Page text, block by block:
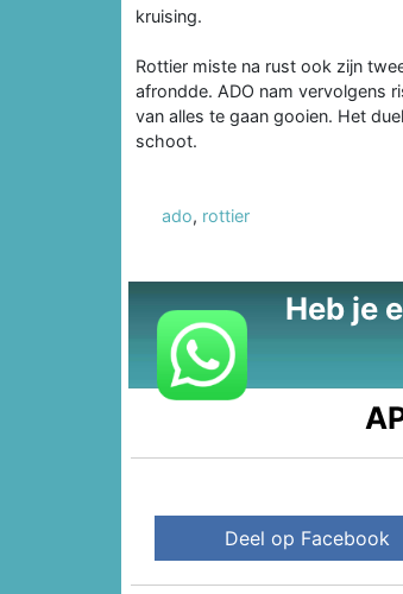
kruising.
Rottier miste na rust ook zijn
afrondde. ADO nam vervolgens
van alles te gaan gooien. Het
schoot.
ado, rottier
Heb je
Deel op Facebook